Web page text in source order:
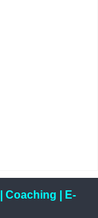
Coaching
E-